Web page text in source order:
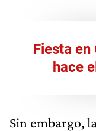
Fiesta en
hace
Sin embargo,